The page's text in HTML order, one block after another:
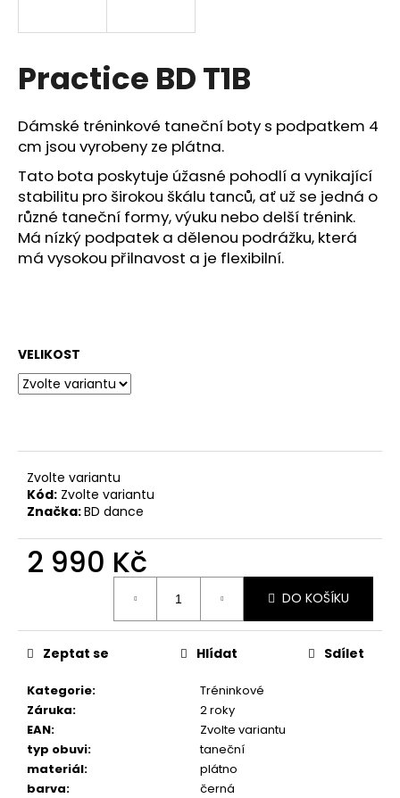
Practice BD T1B
Dámské tréninkové taneční boty s podpatkem 4
cm jsou vyrobeny ze plátna.
Tato bota poskytuje úžasné pohodlí a vynikající
stabilitu pro širokou škálu tanců, ať už se jedná o
různé taneční formy, výuku nebo delší trénink.
Má nízký podpatek a dělenou podrážku, která
má vysokou přilnavost a je flexibilní.
VELIKOST
Zvolte variantu
Kód: Zvolte variantu
Značka:BD dance
2 990 Kč
DO KOŠÍKU
Kategorie:
Tréninkové
Záruka:
2 roky
EAN:
Zvolte variantu
typ obuvi:
taneční
materiál:
plátno
barva:
černá
Zeptat se Hlídat Sdílet
í
t
?
HLEDAT
o
r
u
č
m
e
TANEČNÍ
BOTY
PD
112,
ČERNÁ
PODPATEK
CM
490
Kč